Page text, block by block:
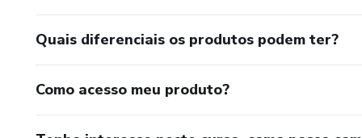
Quais diferenciais os produtos podem ter?
Como acesso meu produto?